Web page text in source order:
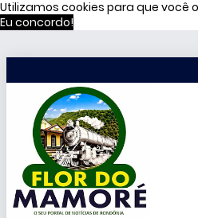
Utilizamos cookies para que você
Eu concordo!